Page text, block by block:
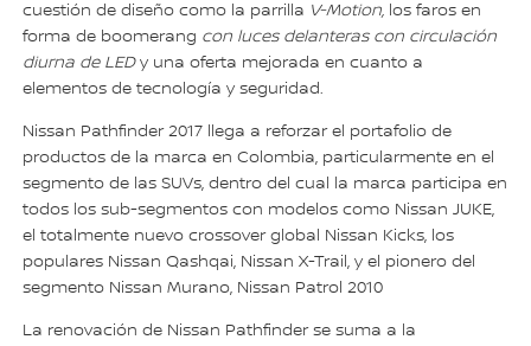
cuestión de diseño como la parrilla V-Motion, los faros en
forma de boomerang con luces delanteras con circulación
diurna de LEDy una oferta mejorada en cuanto a
elementos de tecnología y seguridad.
Nissan Pathfinder 2017 llega a reforzar el portafolio de
productos de la marca en Colombia, particularmente en el
segmento de las SUVs, dentro del cual la marca participa en
todos los sub-segmentos con modelos como Nissan JUKE,
el totalmente nuevo crossover global Nissan Kicks, los
populares Nissan Qashqai, Nissan X-Trail, y el pionero del
segmento Nissan Murano, Nissan Patrol 2010
La renovación de Nissan Pathfinder se suma a la